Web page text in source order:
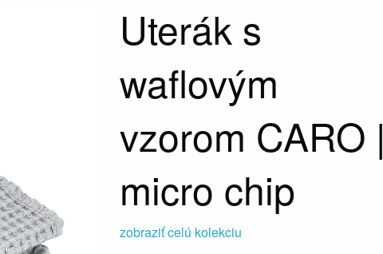
Uterák s
waflovým
vzorom CARO |
micro chip
zobraziť celú kolekciu